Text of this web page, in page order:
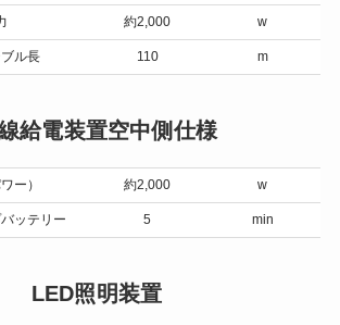
約2,000 w
ル長 110 m
給電装置空中側仕様
ー） 約2,000 w
ッテリー 5 min
LED照明装置